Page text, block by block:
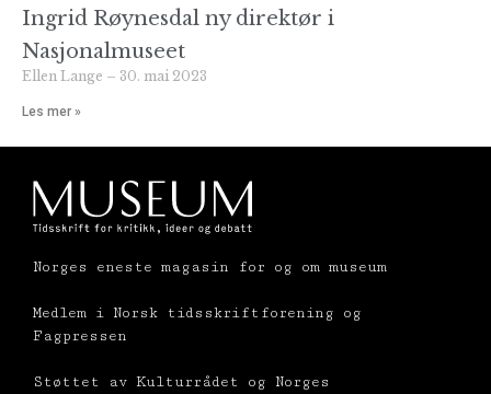
Ingrid Røynesdal ny direktør i
Nasjonalmuseet
Ellen Lange 30. mai 2023
Les mer »
Norges eneste magasin for og om museum
Medlem i Norsk tidsskriftforening og
Fagpressen
Støttet av Kulturrådet og Norges